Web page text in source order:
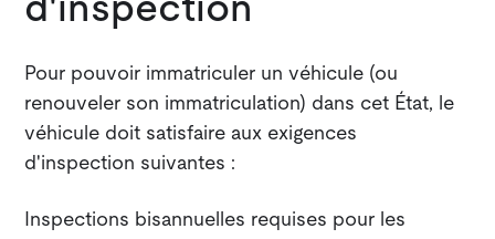
d'inspection
Pour pouvoir immatriculer un véhicule (ou
renouveler son immatriculation) dans cet État, le
véhicule doit satisfaire aux exigences
d'inspection suivantes :
Inspections bisannuelles requises pour les